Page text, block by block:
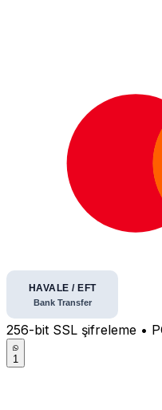
256-bit SSL şifreleme •
1